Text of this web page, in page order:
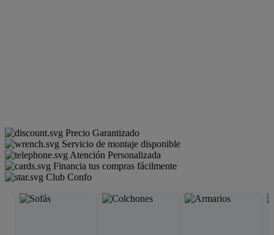
Precio Garantizado
Servicio de montaje disponible
Atención Personalizada
Financia tus compras fácilmente
Club Confo